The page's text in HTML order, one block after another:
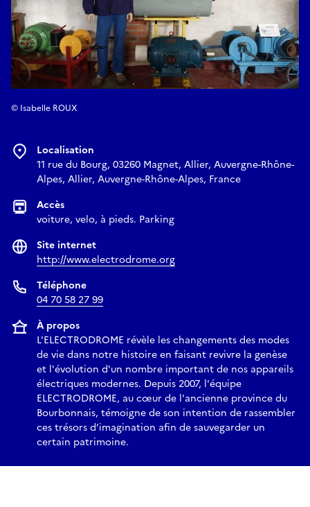
Le site s'adresse à tous les curieux souhaitant revoir ou
découvrir les premiers appareils électriques d’avant et après
les deux guerres mondiales (1914-1918 et 1939-1945).
En complément, une salle de réunion avec sa bibliothèque
chercheurs.
© Isabelle ROUX
Localisation
11 rue du Bourg, 03260 Magnet, Allier, Auvergne-Rhône-
Alpes, Allier, Auvergne-Rhône-Alpes, France
Accès
voiture, velo, à pieds. Parking
Site internet
http://www.electrodrome.org
Téléphone
04 70 58 27 99
À propos
L'ELECTRODROME révèle les changements des modes
de vie dans notre histoire en faisant revivre la genèse
et l'évolution d'un nombre important de nos appareils
électriques modernes. Depuis 2007, l'équipe
ELECTRODROME, au cœur de l'ancienne province du
Bourbonnais, témoigne de son intention de rassembler
ces trésors d’imagination afin de sauvegarder un
certain patrimoine.